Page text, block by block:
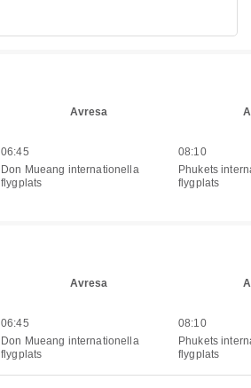
Avresa
06:45
Don Mueang internationella
flygplats
08:10
Phukets
flygplats
Avresa
06:45
Don Mueang internationella
flygplats
08:10
Phukets
flygplats